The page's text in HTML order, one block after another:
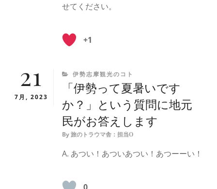
せてください。
+1
21
7月, 2023
CATEGORIES
伊勢志摩観光のコト
「伊勢って夏暑いです
か？」という質問に地元
民がお答えします
By 旅のトラウマ舎：担当O
A. あつい！あついあつい！あつーーい！